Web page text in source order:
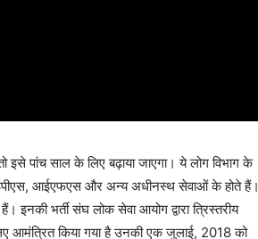
पांच साल के लिए बढ़ाया जाएगा। ये लोग विभाग के
आईएफएस और अन्य अधीनस्थ सेवाओं के होते हैं।
भर्ती संघ लोक सेवा आयोग द्वारा त्रिस्तरीय
आमंत्रित किया गया है उनकी एक जुलाई, 2018 को